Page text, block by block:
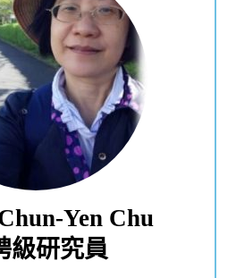
Yen Chu
級研究員